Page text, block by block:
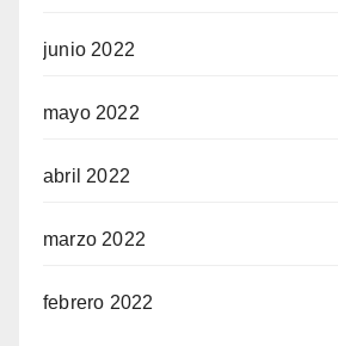
junio 2022
mayo 2022
abril 2022
marzo 2022
febrero 2022